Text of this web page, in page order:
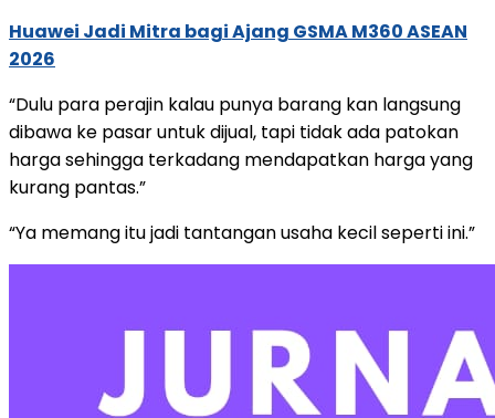
Huawei Jadi Mitra bagi Ajang GSMA M360 ASEAN
2026
“Dulu para perajin kalau punya barang kan langsung
dibawa ke pasar untuk dijual, tapi tidak ada patokan
harga sehingga terkadang mendapatkan harga yang
kurang pantas.”
“Ya memang itu jadi tantangan usaha kecil seperti ini.”